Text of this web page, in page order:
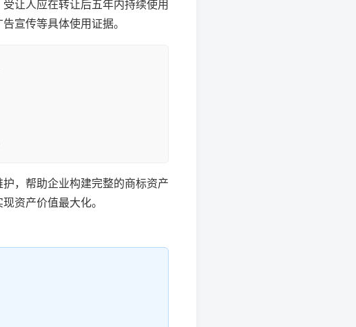
让人应在转让后五年内持续使用
宣传等具体使用证据。
，帮助企业构建完整的商标资产
资产价值最大化。